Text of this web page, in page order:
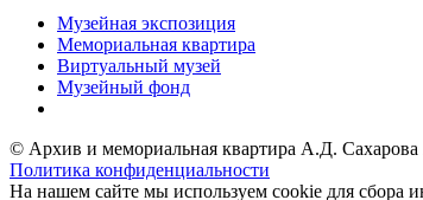
Музейная экспозиция
Мемориальная квартира
Виртуальный музей
Музейный фонд
© Архив и мемориальная квартира А.Д. Сахарова
Политика конфиденциальности
На нашем сайте мы используем cookie для сбора